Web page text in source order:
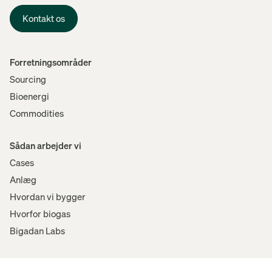
Kontakt os
Menu
Forretningsområder
Sourcing
Bioenergi
Commodities
Sådan arbejder vi
Cases
Anlæg
Hvordan vi bygger
Hvorfor biogas
Bigadan Labs